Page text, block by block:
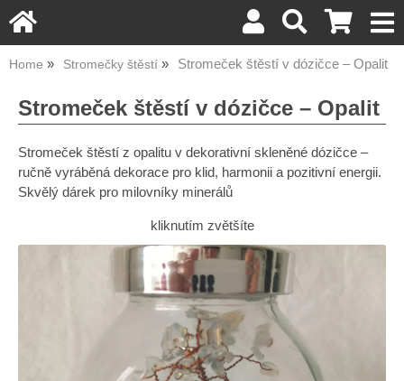
Home Stromečky štěstí Stromeček štěstí v dózičce – Opalit
Stromeček štěstí v dózičce – Opalit
Stromeček štěstí z opalitu v dekorativní skleněné dózičce –
ručně vyráběná dekorace pro klid, harmonii a pozitivní energii.
Skvělý dárek pro milovníky minerálů
kliknutím zvětšíte